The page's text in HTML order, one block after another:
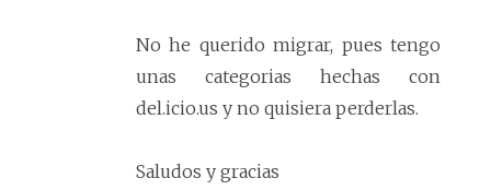
No he querido migrar, pues tengo
unas categorias hechas con
del.icio.us y no quisiera perderlas.
Saludos y gracias